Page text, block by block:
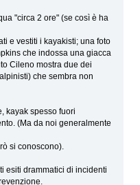
"circa 2 ore" (se così è ha
e vestiti i kayakisti; una foto
che indossa una giacca
Cileno mostra due dei
che sembra non
kayak spesso fuori
(Ma da noi generalmente
si conoscono).
esiti drammatici di incidenti